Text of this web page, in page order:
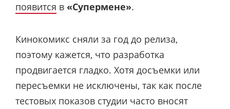
появится в «Супермене».
Кинокомикс сняли за год до релиза,
поэтому кажется, что разработка
продвигается гладко. Хотя досъемки или
пересъемки не исключены, так как после
тестовых показов студии часто вносят